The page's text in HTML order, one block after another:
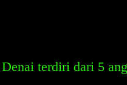
terdiri dari 5